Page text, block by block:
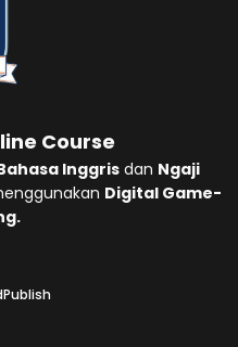
Course
Inggris dan Ngaji
Digital Game-